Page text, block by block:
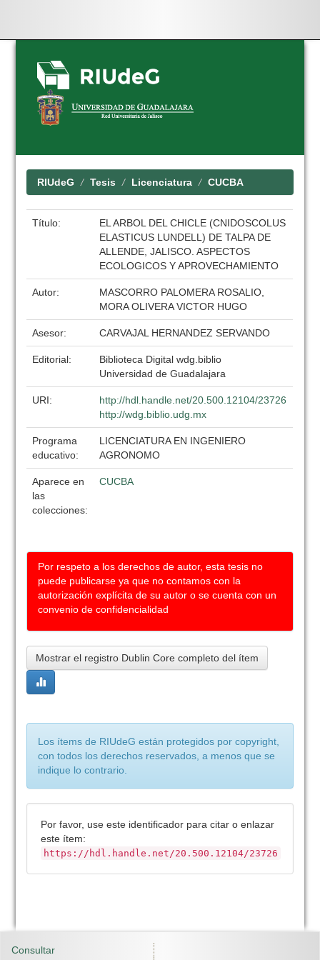
Skip
navigation
RIUdeG Tesis Licenciatura CUCBA
Título:
EL ARBOL DEL CHICLE (CNIDOSCOLUS
ELASTICUS LUNDELL) DE TALPA DE
ALLENDE, JALISCO. ASPECTOS
ECOLOGICOS Y APROVECHAMIENTO
Autor:
MASCORRO PALOMERA ROSALIO,
MORA OLIVERA VICTOR HUGO
Asesor: CARVAJAL HERNANDEZ SERVANDO
Editorial:
Biblioteca Digital wdg.biblio
Universidad de Guadalajara
URI:
http://hdl.handle.net/20.500.12104/23726
http://wdg.biblio.udg.mx
Programa
educativo:
LICENCIATURA EN INGENIERO
AGRONOMO
Aparece en
las
colecciones:
CUCBA
Por respeto a los derechos de autor, esta tesis no
puede publicarse ya que no contamos con la
autorización explícita de su autor o se cuenta con un
convenio de confidencialidad
Mostrar el registro Dublin Core completo del ítem
Los ítems de RIUdeG están protegidos por copyright,
con todos los derechos reservados, a menos que se
indique lo contrario.
Por favor, use este identificador para citar o enlazar
este ítem:
https://hdl.handle.net/20.500.12104/23726
Consultar